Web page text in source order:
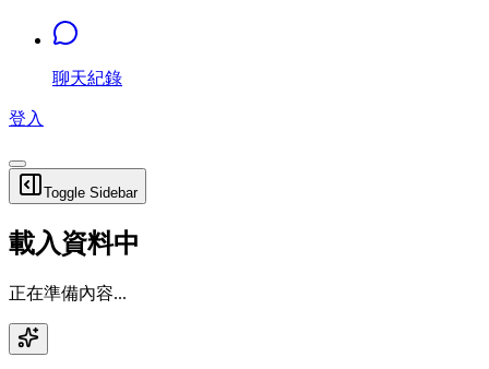
聊天紀錄
登入
Toggle Sidebar
載入資料中
正在準備內容...